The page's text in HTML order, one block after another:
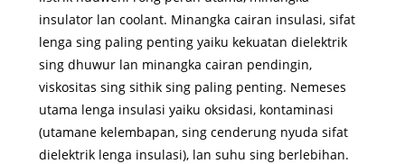
insulator lan coolant. Minangka cairan insulasi, sifat
lenga sing paling penting yaiku kekuatan dielektrik
sing dhuwur lan minangka cairan pendingin,
viskositas sing sithik sing paling penting. Nemeses
utama lenga insulasi yaiku oksidasi, kontaminasi
(utamane kelembapan, sing cenderung nyuda sifat
dielektrik lenga insulasi), lan suhu sing berlebihan.